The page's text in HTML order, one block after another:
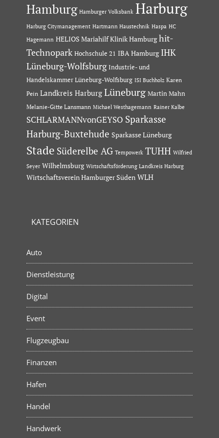
Hamburg Hamburger Volksbank Harburg
Harburg Citymanagement Hartmann Haustechnik Haspa HC
Hagemann HELIOS Mariahilf Klinik Hamburg hit-
Technopark Hochschule 21 IBA Hamburg IHK
Lüneburg-Wolfsburg Industrie- und
Handelskammer Lüneburg-Wolfsburg ISI Buchholz Karen
Pein Landkreis Harburg Lüneburg Martin Mahn
Melanie-Gitte Lansmann Michael Westhagemann Rainer Kalbe
SCHLARMANNvonGEYSO Sparkasse
Harburg-Buxtehude Sparkasse Lüneburg
Stade Süderelbe AG Tempowerk TUHH Wilfried
Seyer Wilhelmsburg Wirtschaftsförderung Landkreis Harburg
Wirtschaftsverein Hamburger Süden WLH
KATEGORIEN
Auto
Dienstleistung
Digital
Event
Flugzeugbau
Finanzen
Hafen
Handel
Handwerk